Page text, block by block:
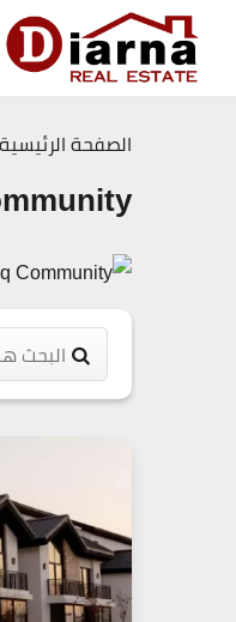
الصفحة الرئيسية